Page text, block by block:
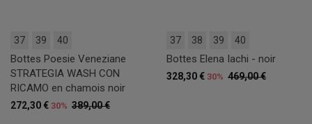
37 39 40
Bottes Poesie Veneziane
STRATEGIA WASH CON
RICAMO en chamois noir
389,00 €
272,30 € 30%
37 38 39 40
Bottes Elena Iachi - noir
469,00 €
328,30 € 30%